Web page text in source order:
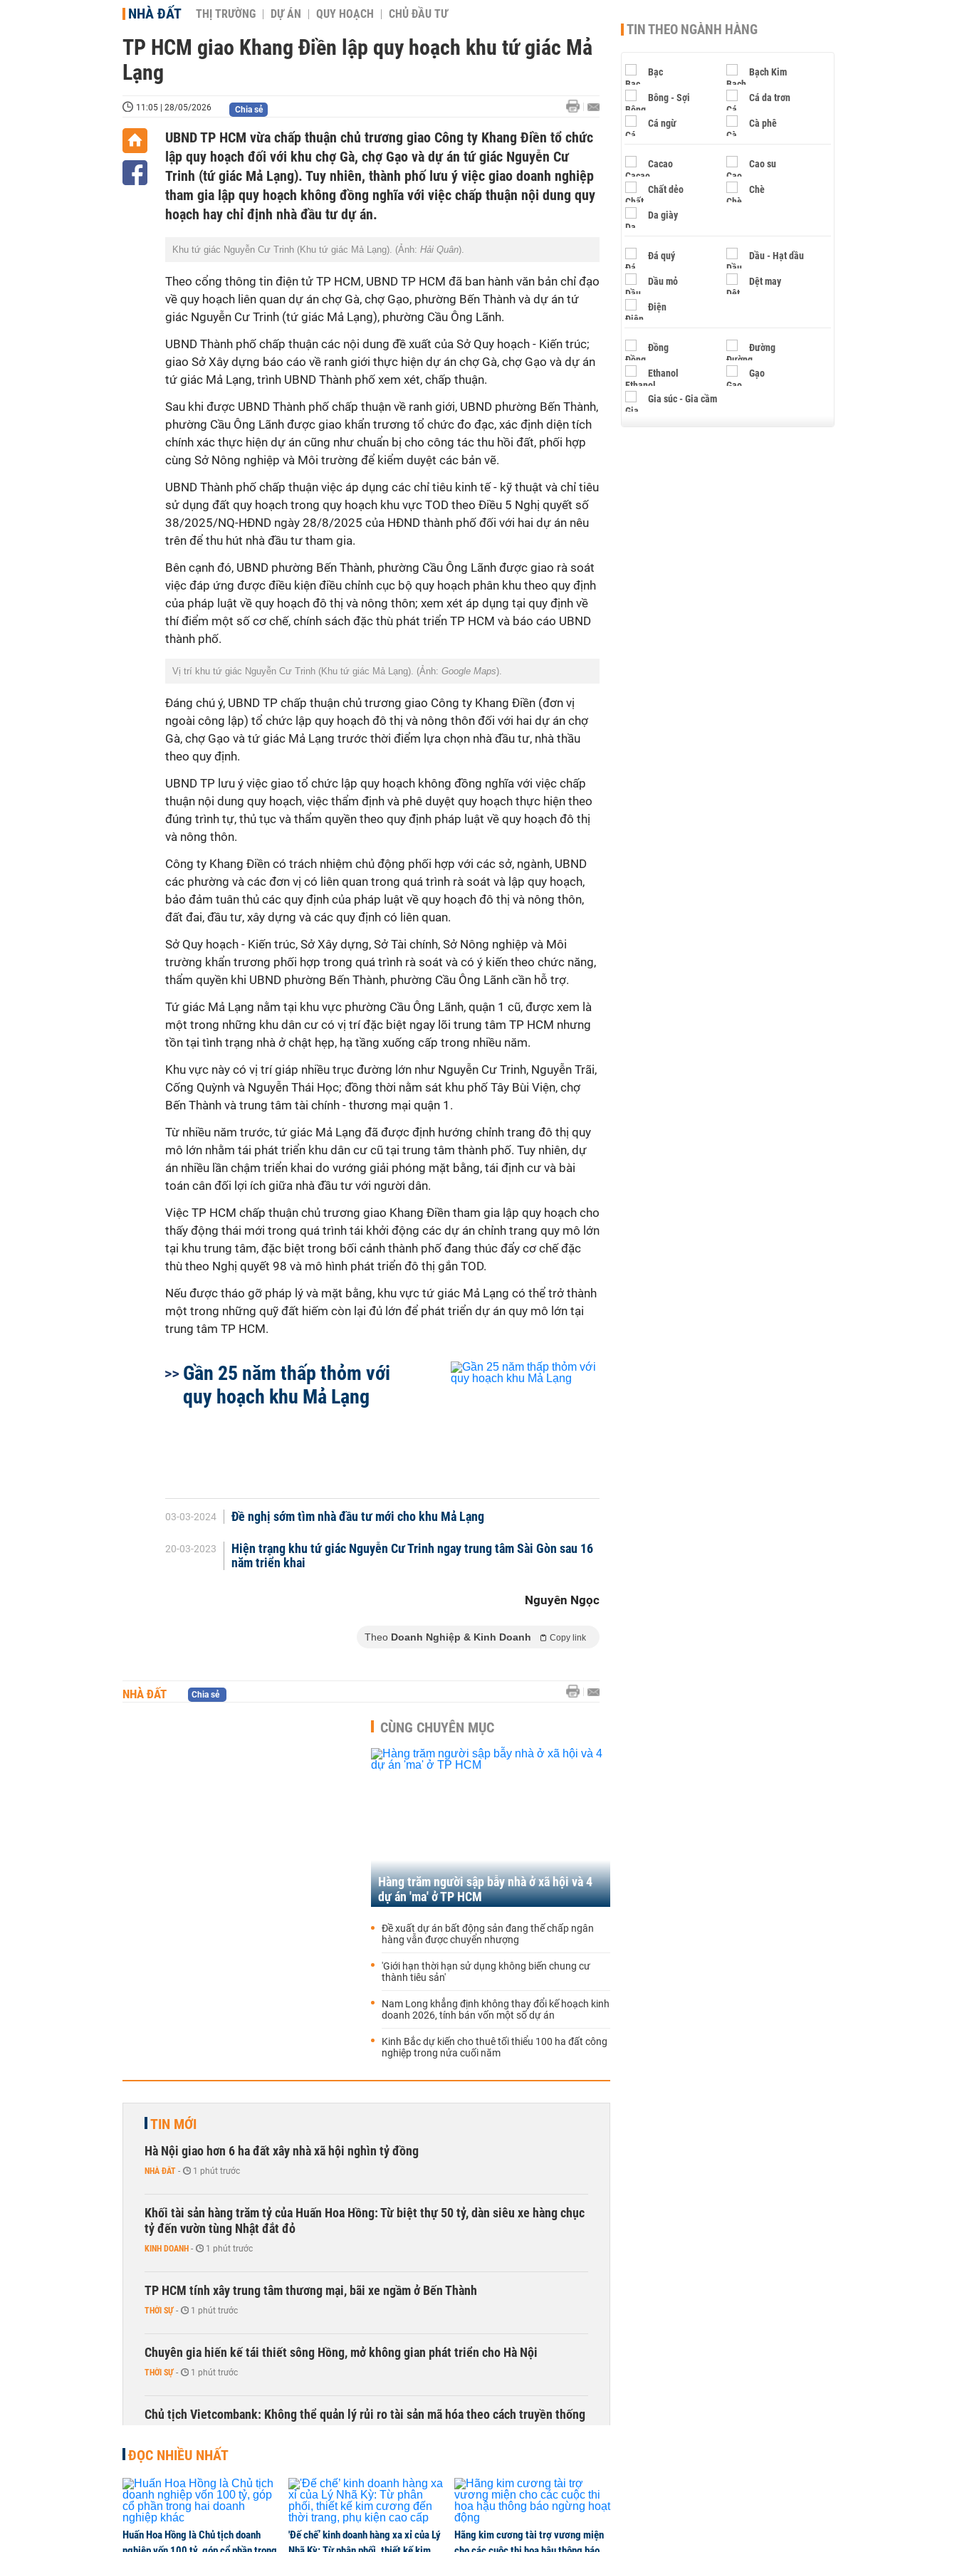
NHÀ ĐẤT THỊ TRƯỜNG DỰ ÁN QUY HOẠCH CHỦ ĐẦU TƯ
TP HCM giao Khang Điền lập quy hoạch khu tứ giác Mả
Lạng
11:05 | 28/05/2026 Chia sẻ
UBND TP HCM vừa chấp thuận chủ trương giao Công ty Khang Điền tổ chức
lập quy hoạch đối với khu chợ Gà, chợ Gạo và dự án tứ giác Nguyễn Cư
Trinh (tứ giác Mả Lạng). Tuy nhiên, thành phố lưu ý việc giao doanh nghiệp
tham gia lập quy hoạch không đồng nghĩa với việc chấp thuận nội dung quy
hoạch hay chỉ định nhà đầu tư dự án.
Khu tứ giác Nguyễn Cư Trinh (Khu tứ giác Mả Lạng). (Ảnh: Hải Quân).
Theo cổng thông tin điện tử TP HCM, UBND TP HCM đã ban hành văn bản chỉ đạo
về quy hoạch liên quan dự án chợ Gà, chợ Gạo, phường Bến Thành và dự án tứ
giác Nguyễn Cư Trinh (tứ giác Mả Lạng), phường Cầu Ông Lãnh.
UBND Thành phố chấp thuận các nội dung đề xuất của Sở Quy hoạch - Kiến trúc;
giao Sở Xây dựng báo cáo về ranh giới thực hiện dự án chợ Gà, chợ Gạo và dự án
tứ giác Mả Lạng, trình UBND Thành phố xem xét, chấp thuận.
Sau khi được UBND Thành phố chấp thuận về ranh giới, UBND phường Bến Thành,
phường Cầu Ông Lãnh được giao khẩn trương tổ chức đo đạc, xác định diện tích
chính xác thực hiện dự án cũng như chuẩn bị cho công tác thu hồi đất, phối hợp
cùng Sở Nông nghiệp và Môi trường để kiểm duyệt các bản vẽ.
UBND Thành phố chấp thuận việc áp dụng các chỉ tiêu kinh tế - kỹ thuật và chỉ tiêu
sử dụng đất quy hoạch trong quy hoạch khu vực TOD theo Điều 5 Nghị quyết số
38/2025/NQ-HĐND ngày 28/8/2025 của HĐND thành phố đối với hai dự án nêu
trên để thu hút nhà đầu tư tham gia.
Bên cạnh đó, UBND phường Bến Thành, phường Cầu Ông Lãnh được giao rà soát
việc đáp ứng được điều kiện điều chỉnh cục bộ quy hoạch phân khu theo quy định
của pháp luật về quy hoạch đô thị và nông thôn; xem xét áp dụng tại quy định về
thí điểm một số cơ chế, chính sách đặc thù phát triển TP HCM và báo cáo UBND
thành phố.
Vị trí khu tứ giác Nguyễn Cư Trinh (Khu tứ giác Mả Lạng). (Ảnh: Google Maps).
Đáng chú ý, UBND TP chấp thuận chủ trương giao Công ty Khang Điền (đơn vị
ngoài công lập) tổ chức lập quy hoạch đô thị và nông thôn đối với hai dự án chợ
Gà, chợ Gạo và tứ giác Mả Lạng trước thời điểm lựa chọn nhà đầu tư, nhà thầu
theo quy định.
UBND TP lưu ý việc giao tổ chức lập quy hoạch không đồng nghĩa với việc chấp
thuận nội dung quy hoạch, việc thẩm định và phê duyệt quy hoạch thực hiện theo
đúng trình tự, thủ tục và thẩm quyền theo quy định pháp luật về quy hoạch đô thị
và nông thôn.
Công ty Khang Điền có trách nhiệm chủ động phối hợp với các sở, ngành, UBND
các phường và các đơn vị có liên quan trong quá trình rà soát và lập quy hoạch,
bảo đảm tuân thủ các quy định của pháp luật về quy hoạch đô thị và nông thôn,
đất đai, đầu tư, xây dựng và các quy định có liên quan.
Sở Quy hoạch - Kiến trúc, Sở Xây dựng, Sở Tài chính, Sở Nông nghiệp và Môi
trường khẩn trương phối hợp trong quá trình rà soát và có ý kiến theo chức năng,
thẩm quyền khi UBND phường Bến Thành, phường Cầu Ông Lãnh cần hỗ trợ.
Tứ giác Mả Lạng nằm tại khu vực phường Cầu Ông Lãnh, quận 1 cũ, được xem là
một trong những khu dân cư có vị trí đặc biệt ngay lõi trung tâm TP HCM nhưng
tồn tại tình trạng nhà ở chật hẹp, hạ tầng xuống cấp trong nhiều năm.
Khu vực này có vị trí giáp nhiều trục đường lớn như Nguyễn Cư Trinh, Nguyễn Trãi,
Cống Quỳnh và Nguyễn Thái Học; đồng thời nằm sát khu phố Tây Bùi Viện, chợ
Bến Thành và trung tâm tài chính - thương mại quận 1.
Từ nhiều năm trước, tứ giác Mả Lạng đã được định hướng chỉnh trang đô thị quy
mô lớn nhằm tái phát triển khu dân cư cũ tại trung tâm thành phố. Tuy nhiên, dự
án nhiều lần chậm triển khai do vướng giải phóng mặt bằng, tái định cư và bài
toán cân đối lợi ích giữa nhà đầu tư với người dân.
Việc TP HCM chấp thuận chủ trương giao Khang Điền tham gia lập quy hoạch cho
thấy động thái mới trong quá trình tái khởi động các dự án chỉnh trang quy mô lớn
tại khu trung tâm, đặc biệt trong bối cảnh thành phố đang thúc đẩy cơ chế đặc
thù theo Nghị quyết 98 và mô hình phát triển đô thị gắn TOD.
Nếu được tháo gỡ pháp lý và mặt bằng, khu vực tứ giác Mả Lạng có thể trở thành
một trong những quỹ đất hiếm còn lại đủ lớn để phát triển dự án quy mô lớn tại
trung tâm TP HCM.
Gần 25 năm thấp thỏm với
quy hoạch khu Mả Lạng
03-03-2024 Đề nghị sớm tìm nhà đầu tư mới cho khu Mả Lạng
20-03-2023
Hiện trạng khu tứ giác Nguyễn Cư Trinh ngay trung tâm Sài Gòn sau 16
năm triển khai
Nguyên Ngọc
Theo Doanh Nghiệp & Kinh Doanh Copy link
NHÀ ĐẤT Chia sẻ
CÙNG CHUYÊN MỤC
Hàng trăm người sập bẫy nhà ở xã hội và 4
dự án 'ma' ở TP HCM
Đề xuất dự án bất động sản đang thế chấp ngân
hàng vẫn được chuyển nhượng
'Giới hạn thời hạn sử dụng không biến chung cư
thành tiêu sản'
Nam Long khẳng định không thay đổi kế hoạch kinh
doanh 2026, tính bán vốn một số dự án
Kinh Bắc dự kiến cho thuê tối thiểu 100 ha đất công
nghiệp trong nửa cuối năm
TIN MỚI
Hà Nội giao hơn 6 ha đất xây nhà xã hội nghìn tỷ đồng
NHÀ ĐẤT - 1 phút trước
Khối tài sản hàng trăm tỷ của Huấn Hoa Hồng: Từ biệt thự 50 tỷ, dàn siêu xe hàng chục
tỷ đến vườn tùng Nhật đắt đỏ
KINH DOANH - 1 phút trước
TP HCM tính xây trung tâm thương mại, bãi xe ngầm ở Bến Thành
THỜI SỰ - 1 phút trước
Chuyên gia hiến kế tái thiết sông Hồng, mở không gian phát triển cho Hà Nội
THỜI SỰ - 1 phút trước
Chủ tịch Vietcombank: Không thể quản lý rủi ro tài sản mã hóa theo cách truyền thống
ĐỌC NHIỀU NHẤT
Huấn Hoa Hồng là Chủ tịch doanh
'Đế chế’ kinh doanh hàng xa xỉ của Lý
Hãng kim cương tài trợ vương miện
TIN THEO NGÀNH HÀNG
Bạc Bạch Kim
Bông - Sợi Cá da trơn
Cá ngừ Cà phê
Cacao Cao su
Chất dẻo Chè
Da giày
Đá quý Dầu - Hạt dầu
Dầu mỏ Dệt may
Điện
Đồng Đường
Ethanol Gạo
Gia súc - Gia cầm